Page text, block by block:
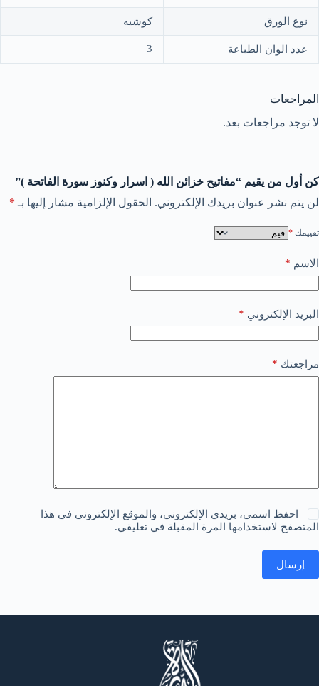
نوع الورق كوشيه
عدد الوان الطباعة 3
المراجعات
لا توجد مراجعات بعد.
كن أول من يقيم “مفاتيح خزائن الله ( اسرار وكنوز سورة الفاتحة )”
لن يتم نشر عنوان بريدك الإلكتروني. الحقول الإلزامية مشار إليها بـ *
تقييمك *
الاسم *
البريد الإلكتروني *
مراجعتك *
احفظ اسمي، بريدي الإلكتروني، والموقع الإلكتروني في هذا
المتصفح لاستخدامها المرة المقبلة في تعليقي.
إرسال